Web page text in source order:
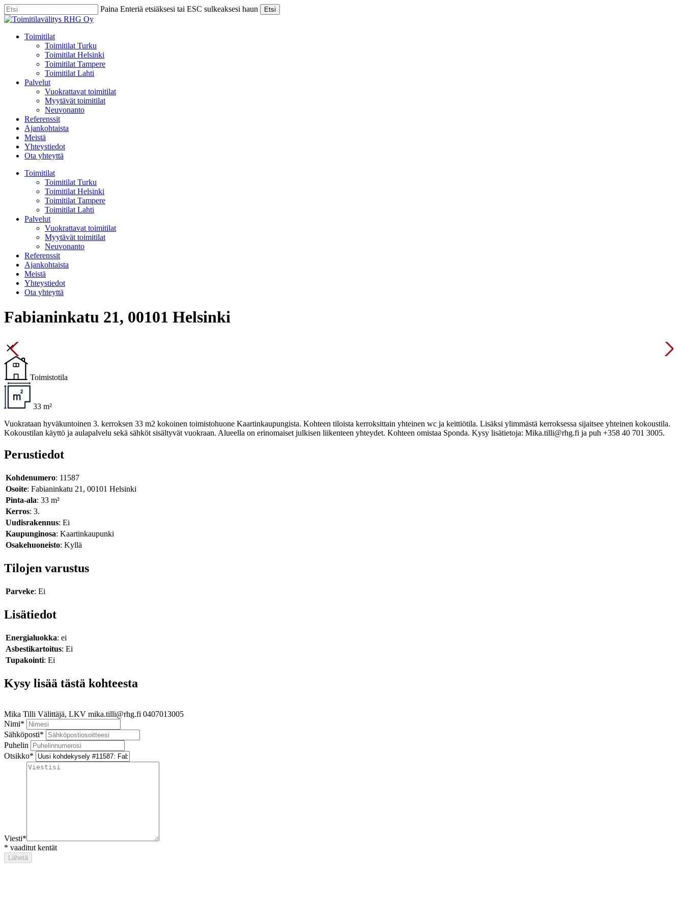
Skip
to
content
Paina Enteriä etsiäksesi tai ESC sulkeaksesi haun Etsi
Close
Menu
Toimitilat
Toimitilat Turku
Toimitilat Helsinki
Toimitilat Tampere
Toimitilat Lahti
Palvelut
Vuokrattavat toimitilat
Myytävät toimitilat
Neuvonanto
Referenssit
Ajankohtaista
Meistä
Yhteystiedot
Ota yhteyttä
Toimitilat
Toimitilat Turku
Toimitilat Helsinki
Toimitilat Tampere
Toimitilat Lahti
Palvelut
Vuokrattavat toimitilat
Myytävät toimitilat
Neuvonanto
Referenssit
Ajankohtaista
Meistä
Yhteystiedot
Ota yhteyttä
Fabianinkatu 21, 00101 Helsinki
Toimistotila
33 m²
Vuokrataan hyväkuntoinen 3. kerroksen 33 m2 kokoinen toimistohuone Kaartinkaupungista. Kohteen tiloista kerroksittain yhteinen wc ja keittiötila. Lisäksi ylimmästä kerroksessa sijaitsee yhteinen kokoustila.
Kokoustilan käyttö ja aulapalvelu sekä sähköt sisältyvät vuokraan. Alueella on erinomaiset julkisen liikenteen yhteydet. Kohteen omistaa Sponda. Kysy lisätietoja: Mika.tilli@rhg.fi ja puh +358 40 701 3005.
Perustiedot
Kohdenumero: 11587
Osoite: Fabianinkatu 21, 00101 Helsinki
Pinta-ala: 33 m²
Kerros: 3.
Uudisrakennus: Ei
Kaupunginosa: Kaartinkaupunki
Osakehuoneisto: Kyllä
Tilojen varustus
Parveke: Ei
Lisätiedot
Energialuokka: ei
Asbestikartoitus: Ei
Tupakointi: Ei
Kysy lisää tästä kohteesta
Mika Tilli Välittäjä, LKV mika.tilli@rhg.fi 0407013005
Nimi*
Sähköposti*
Puhelin
Otsikko*
Viesti*
* vaaditut kentät